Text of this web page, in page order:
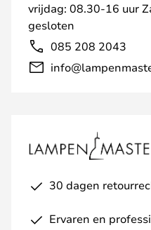
vrijdag: 08.30-16 uur
gesloten
085 208 2043
30 dagen
Ervaren en